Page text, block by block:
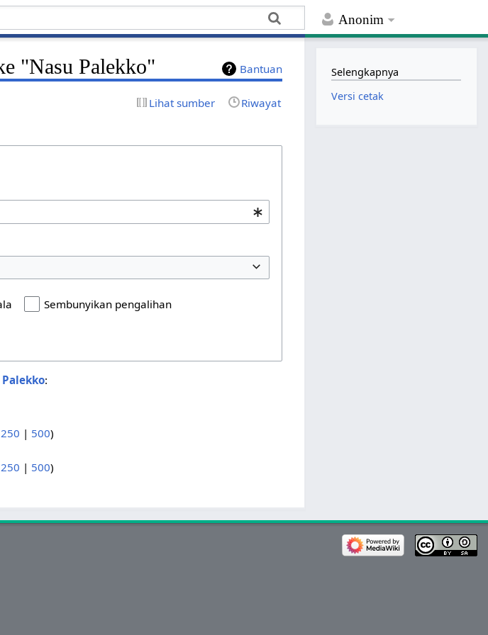
Anonim
Bantuan
"Nasu Palekko"
Lihat sumber Riwayat
Sembunyikan pengalihan
Palekko:
250 | 500)
250 | 500)
Selengkapnya
Versi cetak